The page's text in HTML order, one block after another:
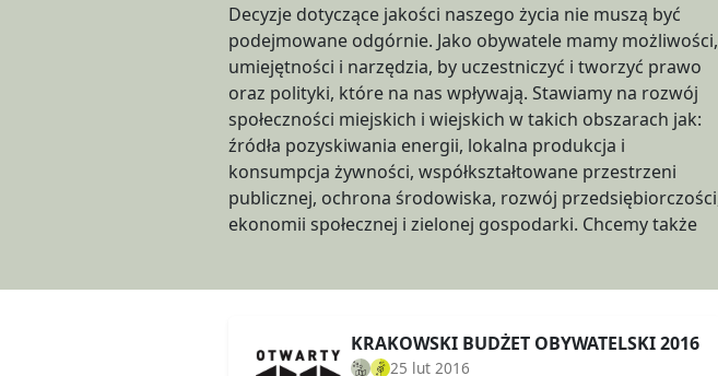
Decyzje dotyczące jakości naszego życia nie muszą być
podejmowane odgórnie. Jako obywatele mamy możliwości,
umiejętności i narzędzia, by uczestniczyć i tworzyć prawo
oraz polityki, które na nas wpływają. Stawiamy na rozwój
społeczności miejskich i wiejskich w takich obszarach jak:
źródła pozyskiwania energii, lokalna produkcja i
konsumpcja żywności, współkształtowane przestrzeni
publicznej, ochrona środowiska, rozwój przedsiębiorczości,
ekonomii społecznej i zielonej gospodarki. Chcemy także
rozwijać ideę inteligentnego miasta jako miasta
przyjaznego dla ludzi i przyrody, w którym interesy
ekonomiczne, publiczne oraz indywidualne znajdują
równowagę i działają dla poprawy jakości życia. Bez
aktywności i zaangażowania świadomych swoich praw i
obowiązków obywateli – czyli nas – taki rozwój nie jest
możliwy. Tutaj piszemy o szeroko pojętym rozwoju
KRAKOWSKI BUDŻET OBYWATELSKI 2016
25 lut 2016